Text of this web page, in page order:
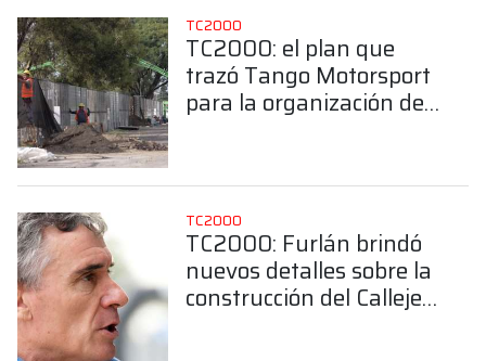
TC2000
TC2000: el plan que
trazó Tango Motorsport
para la organización del
TC2000
TC2000: Furlán brindó
nuevos detalles sobre la
construcción del Callejero